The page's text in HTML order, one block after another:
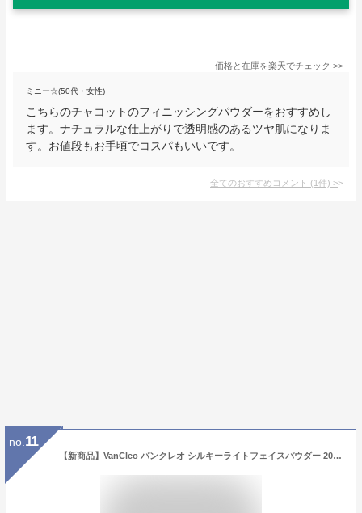
価格と在庫を楽天でチェック >>
ミニー☆(50代・女性)
こちらのチャコットのフィニッシングパウダーをおすすめし
ます。ナチュラルな仕上がりで透明感のあるツヤ肌になりま
す。お値段もお手頃でコスパもいいです。
全てのおすすめコメント (1件) >
no. 11
【新商品】VanCleo バンクレオ シルキーライトフェイスパウダー 20g [ルースパウダー シルキー肌 セミ艶肌 トーンアップ ピンク 血色感 パール しっとり 微粒子パウダー 皮脂吸着 韓国コスメ レビュークーポン有 母の日 ギフト ラッピング プレゼント]